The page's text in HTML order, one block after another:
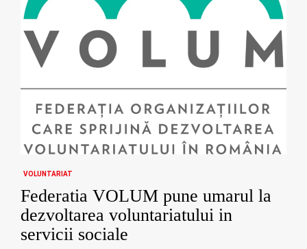
VOLUNTARIAT
Federatia VOLUM pune umarul la
dezvoltarea voluntariatului in
servicii sociale